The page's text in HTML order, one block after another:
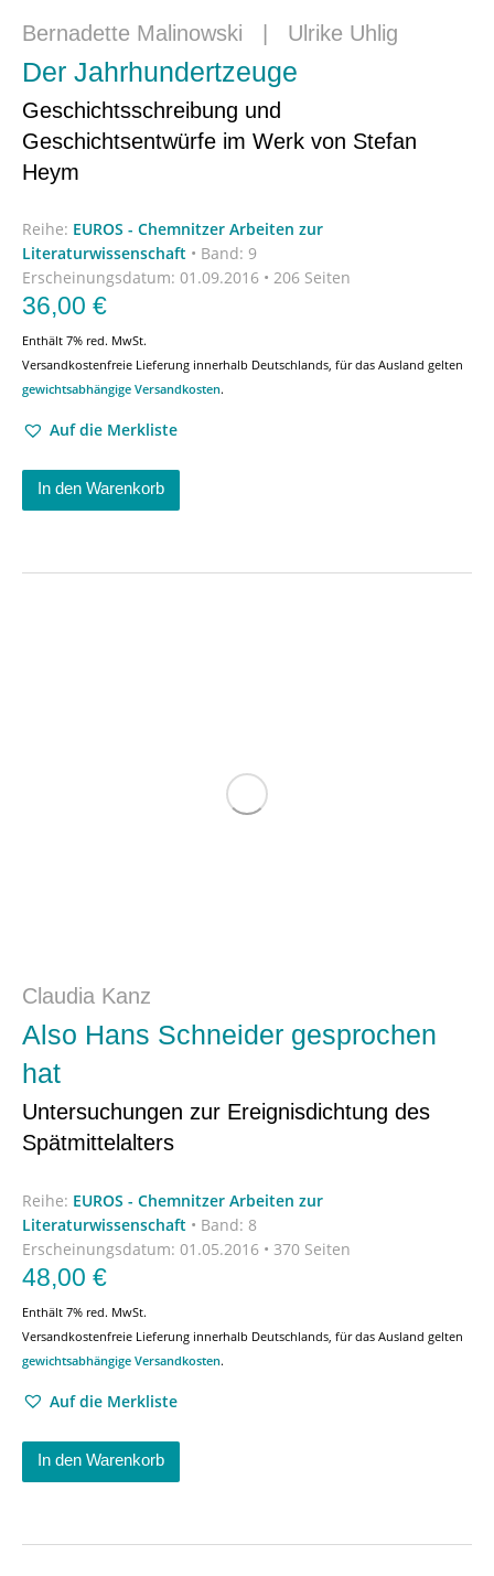
Bernadette Malinowski | Ulrike Uhlig
Der Jahrhundertzeuge
Geschichtsschreibung und
Geschichtsentwürfe im Werk von Stefan
Heym
Reihe: EUROS - Chemnitzer Arbeiten zur
Literaturwissenschaft • Band: 9
Erscheinungsdatum: 01.09.2016 • 206 Seiten
36,00 €
Enthält 7% red. MwSt.
Versandkostenfreie Lieferung innerhalb Deutschlands, für das Ausland gelten
gewichtsabhängige Versandkosten.
Auf die Merkliste
In den Warenkorb
Claudia Kanz
Also Hans Schneider gesprochen
hat
Untersuchungen zur Ereignisdichtung des
Spätmittelalters
Reihe: EUROS - Chemnitzer Arbeiten zur
Literaturwissenschaft • Band: 8
Erscheinungsdatum: 01.05.2016 • 370 Seiten
48,00 €
Enthält 7% red. MwSt.
Versandkostenfreie Lieferung innerhalb Deutschlands, für das Ausland gelten
gewichtsabhängige Versandkosten.
Auf die Merkliste
In den Warenkorb